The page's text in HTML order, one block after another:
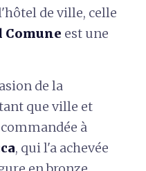
de ville, celle
Comune est une
de la
que ville et
commandée à
, qui l'a achevée